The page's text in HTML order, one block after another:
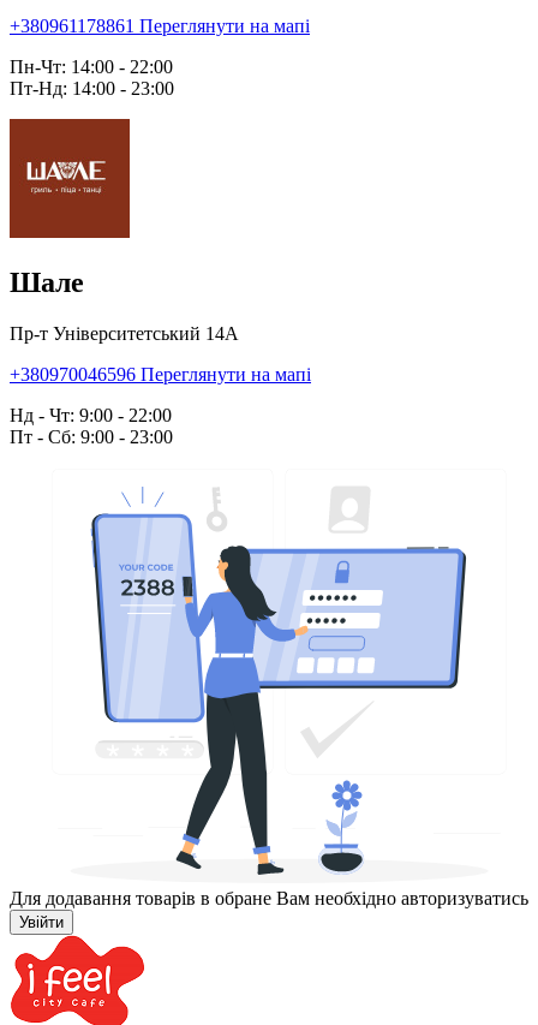
+380961178861 Переглянути на мапі
Пн-Чт: 14:00 - 22:00
Пт-Нд: 14:00 - 23:00
Шале
Пр-т Університетський 14А
+380970046596 Переглянути на мапі
Нд - Чт: 9:00 - 22:00
Пт - Сб: 9:00 - 23:00
Для додавання товарів в обране Вам необхідно авторизуватись
Увійти